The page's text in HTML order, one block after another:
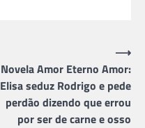
Novela Amor Eterno Amor:
Elisa seduz Rodrigo e pede
perdão dizendo que errou
por ser de carne e osso
⟶